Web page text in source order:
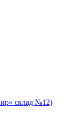
склад №12)